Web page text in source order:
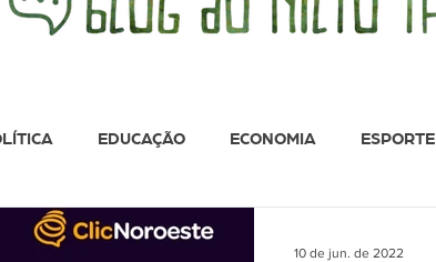
EDUCAÇÃO ECONOMIA ESPORTE
DIREITOS HUMANOS
10 de jun. de 2022